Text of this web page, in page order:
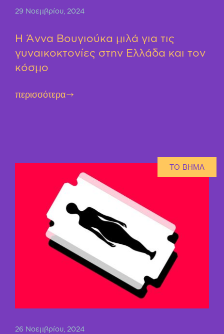
29 Νοεμβρίου, 2024
Η Άννα Βουγιούκα μιλά για τις
γυναικοκτονίες στην Ελλάδα και τον
κόσμο
περισσότερα
ΤΟ ΒΗΜΑ
26 Νοεμβρίου, 2024